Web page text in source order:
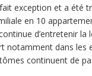
exception et a été
en 10
d’entretenir la
notamment dans les
continuent de